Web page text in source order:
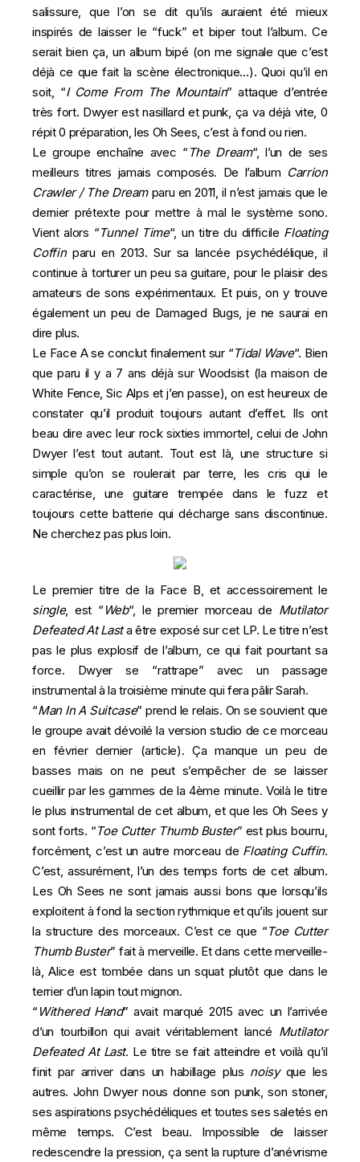
salissure, que l’on se dit qu’ils auraient été mieux
inspirés de laisser le “fuck” et biper tout l’album. Ce
serait bien ça, un album bipé (on me signale que c’est
déjà ce que fait la scène électronique…). Quoi qu’il en
soit, “I Come From The Mountain” attaque d’entrée
très fort. Dwyer est nasillard et punk, ça va déjà vite, 0
répit 0 préparation, les Oh Sees, c’est à fond ou rien.
Le groupe enchaîne avec “ The Dream“, l’un de ses
meilleurs titres jamais composés. De l’album Carrion
Crawler / The Dreamparu en 2011, il n’est jamais que le
dernier prétexte pour mettre à mal le système sono.
Vient alors “Tunnel Time“, un titre du difficile Floating
Coffin paru en 2013. Sur sa lancée psychédélique, il
continue à torturer un peu sa guitare, pour le plaisir des
amateurs de sons expérimentaux. Et puis, on y trouve
également un peu de Damaged Bugs, je ne saurai en
dire plus.
Le Face A se conclut finalement sur “Tidal Wave“. Bien
que paru il y a 7 ans déjà sur Woodsist (la maison de
White Fence, Sic Alps et j’en passe), on est heureux de
constater qu’il produit toujours autant d’effet. Ils ont
beau dire avec leur rock sixties immortel, celui de John
Dwyer l’est tout autant. Tout est là, une structure si
simple qu’on se roulerait par terre, les cris qui le
caractérise, une guitare trempée dans le fuzz et
toujours cette batterie qui décharge sans discontinue.
Ne cherchez pas plus loin.
Le premier titre de la Face B, et accessoirement le
single, est “ Web“, le premier morceau de Mutilator
Defeated At Last a être exposé sur cet LP. Le titre n’est
pas le plus explosif de l’album, ce qui fait pourtant sa
force. Dwyer se “rattrape” avec un passage
instrumental à la troisième minute qui ferapâlir Sarah.
“Man In A Suitcase” prend le relais. On se souvient que
le groupe avait dévoilé la version studio de ce morceau
en février dernier (article). Ça manque un peu de
basses mais on ne peut s’empêcher de se laisser
cueillir par les gammes de la 4ème minute. Voilà le titre
le plus instrumental de cet album, et que les Oh Sees y
sont forts. “Toe Cutter Thumb Buster” est plus bourru,
forcément, c’est un autre morceau de Floating Cuffin.
C’est, assurément, l’un des temps forts de cet album.
Les Oh Sees ne sont jamais aussi bons que lorsqu’ils
exploitent à fond la section rythmique et qu’ils jouent sur
la structure des morceaux. C’est ce que “Toe Cutter
Thumb Buster” fait à merveille. Et dans cette merveille-
là, Alice est tombée dans un squat plutôt que dans le
terrier d’un lapin tout mignon.
“ Withered Hand” avait marqué 2015 avec un l’arrivée
d’un tourbillon qui avait véritablement lancé Mutilator
Defeated At Last. Le titre se fait atteindre et voilà qu’il
finit par arriver dans un habillage plus noisyque les
autres. John Dwyer nous donne son punk, son stoner,
ses aspirations psychédéliques et toutes ses saletés en
même temps. C’est beau. Impossible de laisser
redescendre la pression, ça sent la rupture d’anévrisme